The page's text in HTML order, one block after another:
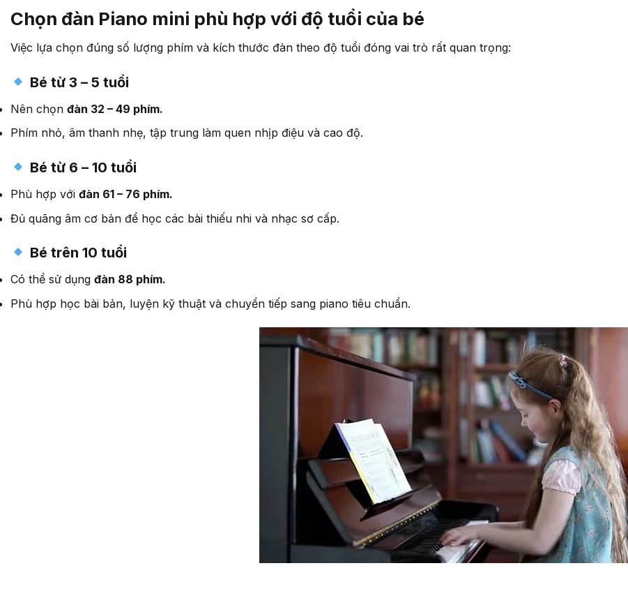
Chọn đàn Piano mini phù hợp với độ tuổi của bé
Việc lựa chọn đúng số lượng phím và kích thước đàn theo độ tuổi đóng vai trò rất quan trọng:
Bé từ 3 – 5 tuổi
Nên chọn đàn 32 – 49 phím.
Phím nhỏ, âm thanh nhẹ, tập trung làm quen nhịp điệu và cao độ.
Bé từ 6 – 10 tuổi
Phù hợp với đàn 61 – 76 phím.
Đủ quãng âm cơ bản để học các bài thiếu nhi và nhạc sơ cấp.
Bé trên 10 tuổi
Có thể sử dụng đàn 88 phím.
Phù hợp học bài bản, luyện kỹ thuật và chuyển tiếp sang piano tiêu chuẩn.